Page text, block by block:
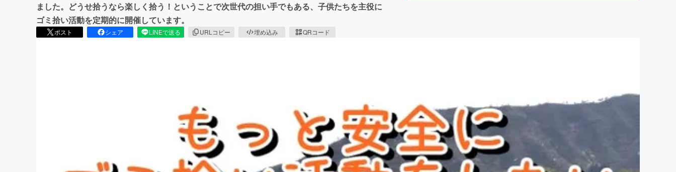
ました。どうせ拾うなら楽しく拾う！ということで次世代の担い手でもある、子供たちを主役に
ゴミ拾い活動を定期的に開催しています。
ポスト シェア LINEで送る URLコピー 埋め込み QRコード